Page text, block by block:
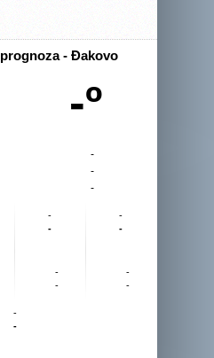
- Đakovo
-º
-
-
-
-
-
-
-
-
-
-
-
-
-